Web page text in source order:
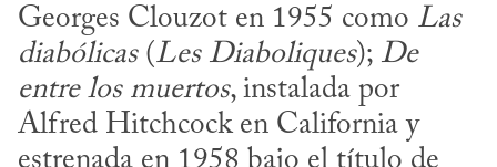
Georges Clouzot en 1955 como Las
diabólicas (Les Diaboliques); De
entre los muertos, instalada por
Alfred Hitchcock en California y